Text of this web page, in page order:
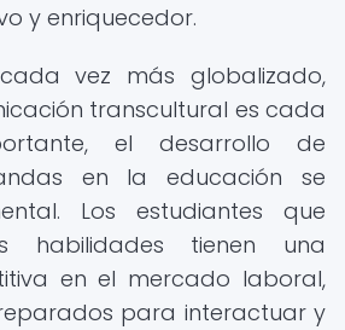
y enriquecedor.
vez más globalizado,
transcultural es cada
el desarrollo de
en la educación se
Los estudiantes que
habilidades tienen una
en el mercado laboral,
para interactuar y